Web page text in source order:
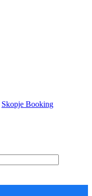
Skopje Booking